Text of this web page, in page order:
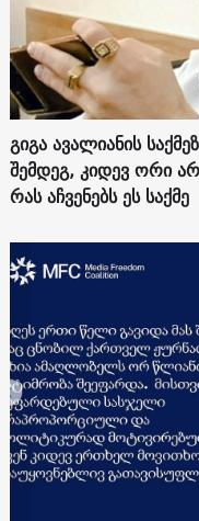
გიგა ავალიანის
შემდეგ, კიდევ ორი
რას აჩვენებს ეს საქმე